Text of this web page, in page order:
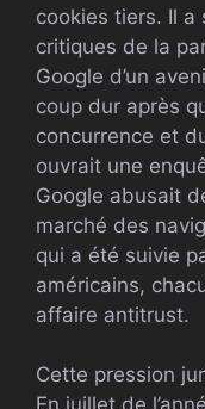
cookies tiers. Il a
critiques de la
Google d’un
coup dur après
concurrence et
ouvrait une
Google abusait
marché des
qui a été suivie
américains,
affaire antitrust.
Cette pression